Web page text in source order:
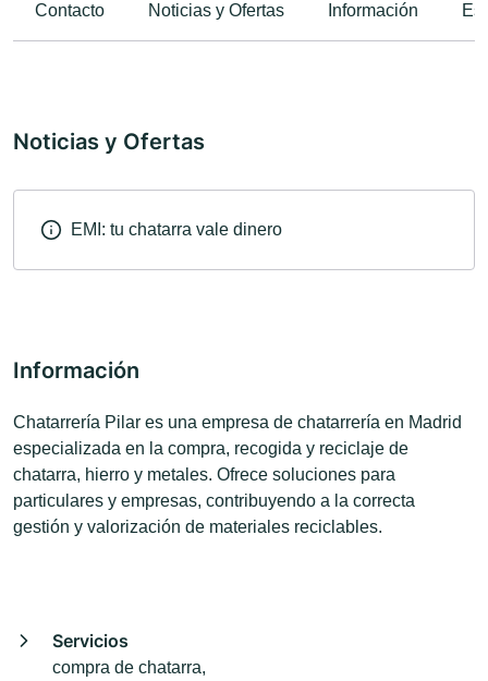
Contacto Noticias y Ofertas Información
Noticias y Ofertas
EMI: tu chatarra vale dinero
Información
Chatarrería Pilar es una empresa de chatarrería en Madrid
especializada en la compra, recogida y reciclaje de
chatarra, hierro y metales. Ofrece soluciones para
particulares y empresas, contribuyendo a la correcta
gestión y valorización de materiales reciclables.
Servicios
compra de chatarra,